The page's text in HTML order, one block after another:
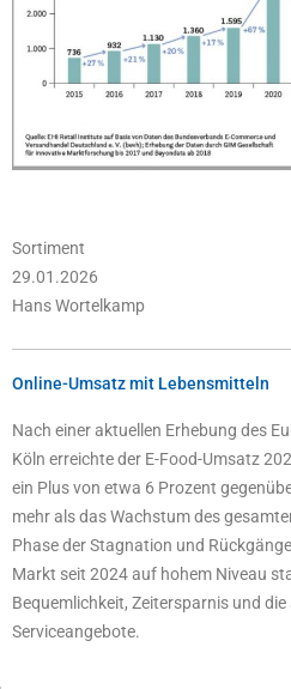
Sortiment
29.01.2026
Hans Wortelkamp
Online-Umsatz mit Lebensmitteln
Nach einer aktuellen Erhebung des
Köln erreichte der E-Food-Umsatz
ein Plus von etwa 6 Prozent
mehr als das Wachstum des
Phase der Stagnation und
Markt seit 2024 auf hohem Niveau
Bequemlichkeit, Zeitersparnis und
Serviceangebote.